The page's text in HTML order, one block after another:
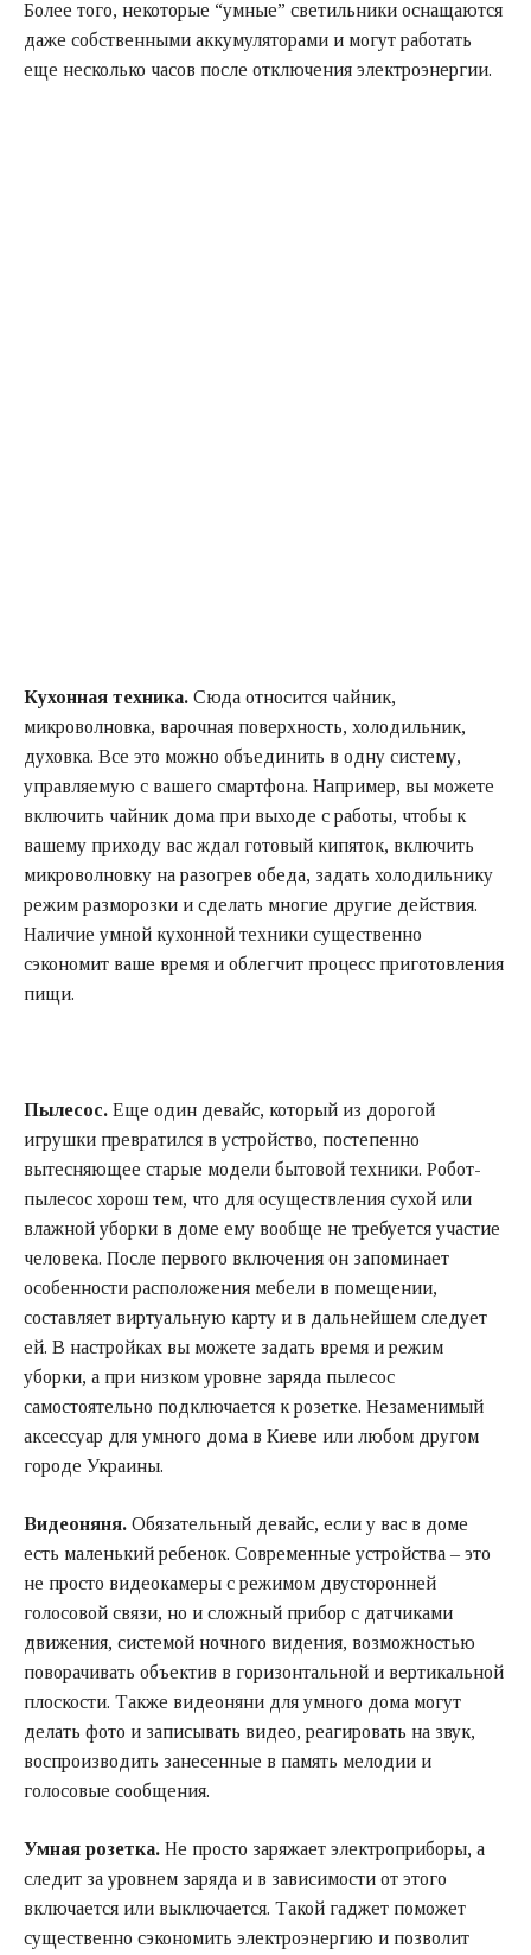
Более того, некоторые “умные” светильники оснащаются
даже собственными аккумуляторами и могут работать
еще несколько часов после отключения электроэнергии.
Кухонная техника. Сюда относится чайник,
микроволновка, варочная поверхность, холодильник,
духовка. Все это можно объединить в одну систему,
управляемую с вашего смартфона. Например, вы можете
включить чайник дома при выходе с работы, чтобы к
вашему приходу вас ждал готовый кипяток, включить
микроволновку на разогрев обеда, задать холодильнику
режим разморозки и сделать многие другие действия.
Наличие умной кухонной техники существенно
сэкономит ваше время и облегчит процесс приготовления
пищи.
Пылесос. Еще один девайс, который из дорогой
игрушки превратился в устройство, постепенно
вытесняющее старые модели бытовой техники. Робот-
пылесос хорош тем, что для осуществления сухой или
влажной уборки в доме ему вообще не требуется участие
человека. После первого включения он запоминает
особенности расположения мебели в помещении,
составляет виртуальную карту и в дальнейшем следует
ей. В настройках вы можете задать время и режим
уборки, а при низком уровне заряда пылесос
самостоятельно подключается к розетке. Незаменимый
аксессуар для умного дома в Киеве или любом другом
городе Украины.
Видеоняня. Обязательный девайс, если у вас в доме
есть маленький ребенок. Современные устройства – это
не просто видеокамеры с режимом двусторонней
голосовой связи, но и сложный прибор с датчиками
движения, системой ночного видения, возможностью
поворачивать объектив в горизонтальной и вертикальной
плоскости. Также видеоняни для умного дома могут
делать фото и записывать видео, реагировать на звук,
воспроизводить занесенные в память мелодии и
голосовые сообщения.
Умная розетка. Не просто заряжает электроприборы, а
следит за уровнем заряда и в зависимости от этого
включается или выключается. Такой гаджет поможет
существенно сэкономить электроэнергию и позволит